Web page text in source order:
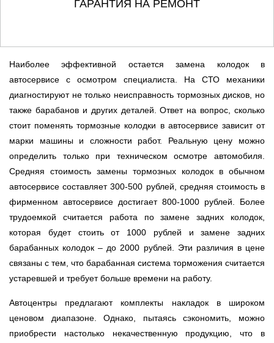
ГАРАНТИЯ НА РЕМОНТ
Наиболее эффективной остается замена колодок в
автосервисе с осмотром специалиста. На СТО механики
диагностируют не только неисправность тормозных дисков, но
также барабанов и других деталей. Ответ на вопрос, сколько
стоит поменять тормозные колодки в автосервисе зависит от
марки машины и сложности работ. Реальную цену можно
определить только при техническом осмотре автомобиля.
Средняя стоимость замены тормозных колодок в обычном
автосервисе составляет 300-500 рублей, средняя стоимость в
фирменном автосервисе достигает 800-1000 рублей. Более
трудоемкой считается работа по замене задних колодок,
которая будет стоить от 1000 рублей и замене задних
барабанных колодок – до 2000 рублей. Эти различия в цене
связаны с тем, что барабанная система торможения считается
устаревшей и требует больше времени на работу.
Автоцентры предлагают комплекты накладок в широком
ценовом диапазоне. Однако, пытаясь сэкономить, можно
приобрести настолько некачественную продукцию, что в